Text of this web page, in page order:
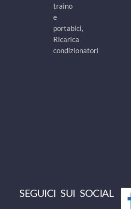
traino
e
portabici,
Ricarica
condizionatori
SEGUICI SUI SOCIAL